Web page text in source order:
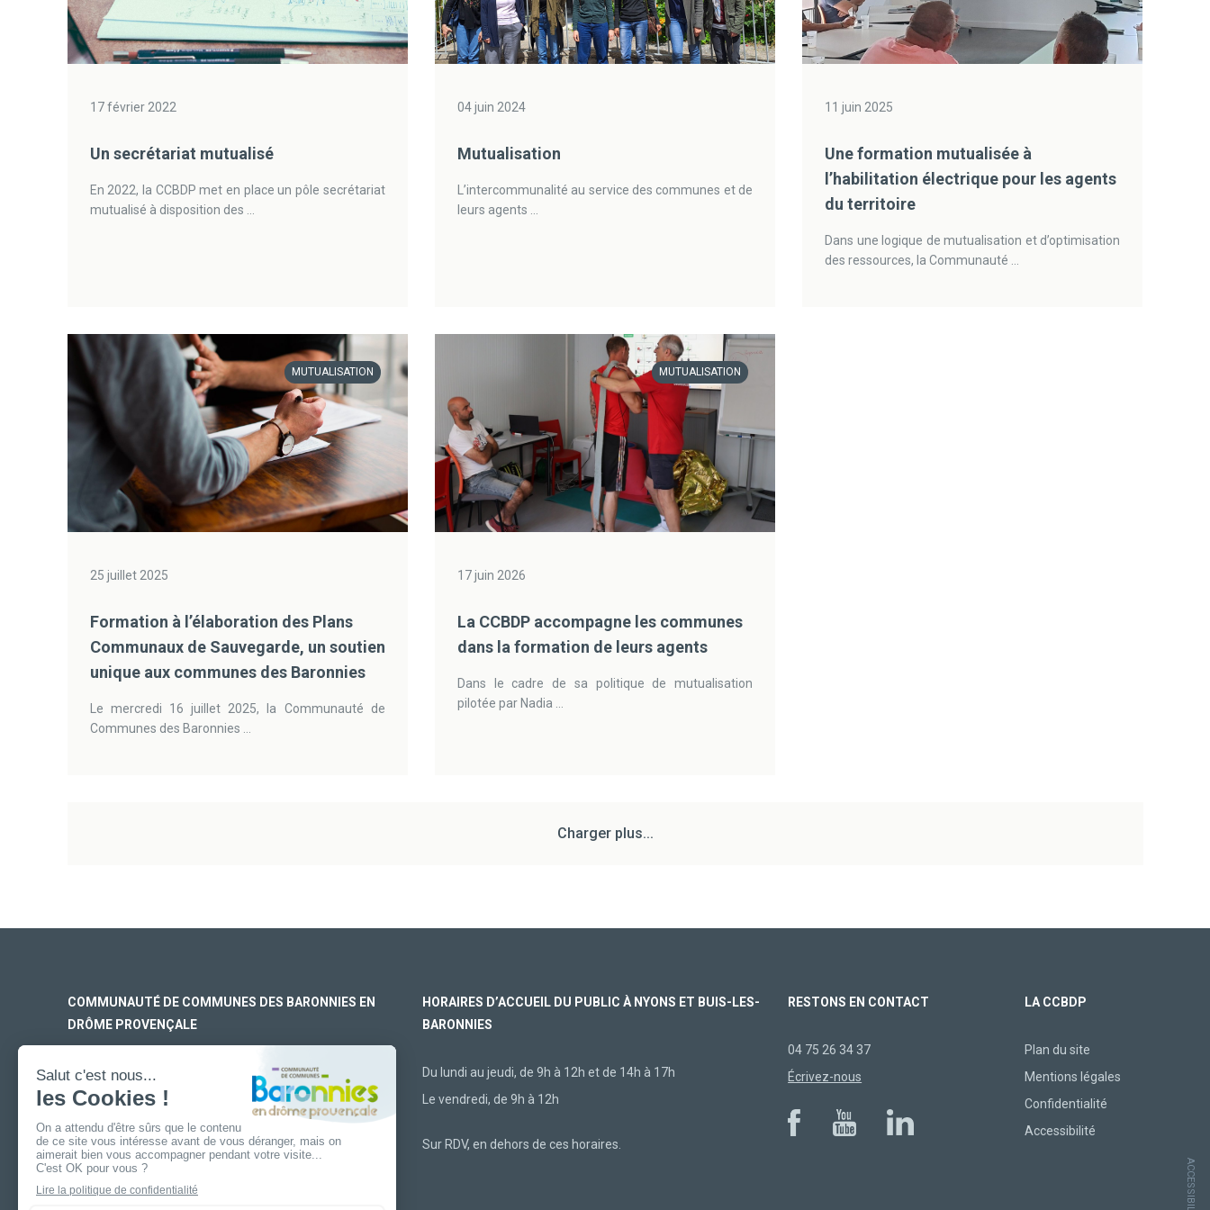
17 février 2022
Un secrétariat mutualisé
En 2022, la CCBDP met en place un pôle secrétariat
mutualisé à disposition des ...
04 juin 2024
Mutualisation
L’intercommunalité au service des communes et de
leurs agents ...
11 juin 2025
Une formation mutualisée à
l’habilitation électrique pour les agents
du territoire
Dans une logique de mutualisation et d’optimisation
des ressources, la Communauté ...
MUTUALISATION
25 juillet 2025
Formation à l’élaboration des Plans
Communaux de Sauvegarde, un soutien
unique aux communes des Baronnies
Le mercredi 16 juillet 2025, la Communauté de
Communes des Baronnies ...
MUTUALISATION
17 juin 2026
La CCBDP accompagne les communes
dans la formation de leurs agents
Dans le cadre de sa politique de mutualisation
pilotée par Nadia ...
Charger plus...
COMMUNAUTÉ DE COMMUNES DES BARONNIES EN
DRÔME PROVENÇALE
SIÈGE SOCIAL
170 rue Ferdinand Fert
Les Laurons – CS 30005
26110 Nyons
ANTENNE DE BUIS-LES-BARONNIES
HORAIRES D’ACCUEIL DU PUBLIC À NYONS ET BUIS-LES-
BARONNIES
Du lundi au jeudi, de 9h à 12h et de 14h à 17h
Le vendredi, de 9h à 12h
Sur RDV, en dehors de ces horaires.
RESTONS EN CONTACT
04 75 26 34 37
Écrivez-nous
LA CCBDP
Plan du site
Mentions légales
Confidentialité
Accessibilité
ACCESSIBILITÉ